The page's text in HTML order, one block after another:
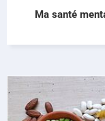
Ma santé